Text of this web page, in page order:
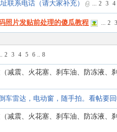
联系电话（请大家补充） ... 2 3 4
照片发贴前处理的傻瓜教程 ... 2 3
2 3 4 5 6 .. 8
减震、火花塞、刹车油、防冻液、
车雷达，电动窗，随手拍。看帖要
减震、火花塞、刹车油、防冻液、